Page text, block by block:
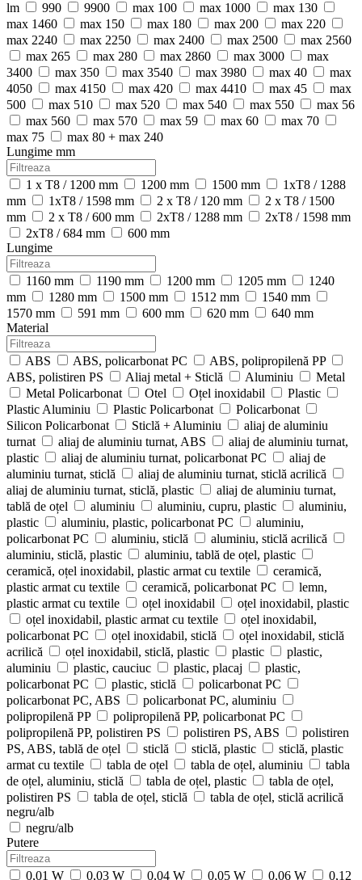
lm
990 9900 max 100 max 1000
max 130
max 1460
max 150 max 180 max 200
max 220
max 2240
max 2250 max 2400 max 2500
max 2560
max 265
max 280 max 2860 max 3000
max
3400
max 350 max 3540 max 3980 max 40
max
4050
max 4150 max 420 max 4410 max 45
max
500
max 510 max 520 max 540 max 550
max 56
max 560
max 570 max 59 max 60
max 70
max 75
max 80 + max 240
Lungime mm
1 x T8 / 1200 mm 1200 mm 1500 mm
1xT8 / 1288
mm
1xT8 / 1598 mm 2 x T8 / 120 mm
2 x T8 / 1500
mm
2 x T8 / 600 mm 2xT8 / 1288 mm
2xT8 / 1598 mm
2xT8 / 684 mm
600 mm
Lungime
1160 mm 1190 mm 1200 mm 1205 mm
1240
mm
1280 mm 1500 mm 1512 mm
1540 mm
1570 mm
591 mm 600 mm 620 mm
640 mm
Material
ABS ABS, policarbonat PC
ABS, polipropilenă PP
ABS, polistiren PS
Aliaj metal + Sticlă Aluminiu
Metal
Metal Policarbonat
Otel Oțel inoxidabil
Plastic
Plastic Aluminiu
Plastic Policarbonat
Policarbonat
Silicon Policarbonat
Sticlă + Aluminiu
aliaj de aluminiu
turnat
aliaj de aluminiu turnat, ABS
aliaj de aluminiu turnat,
plastic
aliaj de aluminiu turnat, policarbonat PC
aliaj de
aluminiu turnat, sticlă
aliaj de aluminiu turnat, sticlă acrilică
aliaj de aluminiu turnat, sticlă, plastic
aliaj de aluminiu turnat,
tablă de oțel
aluminiu aluminiu, cupru, plastic
aluminiu,
plastic
aluminiu, plastic, policarbonat PC
aluminiu,
policarbonat PC
aluminiu, sticlă
aluminiu, sticlă acrilică
aluminiu, sticlă, plastic
aluminiu, tablă de oțel, plastic
ceramică, oțel inoxidabil, plastic armat cu textile
ceramică,
plastic armat cu textile
ceramică, policarbonat PC
lemn,
plastic armat cu textile
oțel inoxidabil
oțel inoxidabil, plastic
oțel inoxidabil, plastic armat cu textile
oțel inoxidabil,
policarbonat PC
oțel inoxidabil, sticlă
oțel inoxidabil, sticlă
acrilică
oțel inoxidabil, sticlă, plastic plastic
plastic,
aluminiu
plastic, cauciuc plastic, placaj
plastic,
policarbonat PC
plastic, sticlă
policarbonat PC
policarbonat PC, ABS
policarbonat PC, aluminiu
polipropilenă PP
polipropilenă PP, policarbonat PC
polipropilenă PP, polistiren PS
polistiren PS, ABS
polistiren
PS, ABS, tablă de oțel
sticlă sticlă, plastic
sticlă, plastic
armat cu textile
tabla de oțel tabla de oțel, aluminiu
tabla
de oțel, aluminiu, sticlă
tabla de oțel, plastic
tabla de oțel,
polistiren PS
tabla de oțel, sticlă
tabla de oțel, sticlă acrilică
negru/alb
negru/alb
Putere
0,01 W 0,03 W 0,04 W 0,05 W 0,06 W 0,12